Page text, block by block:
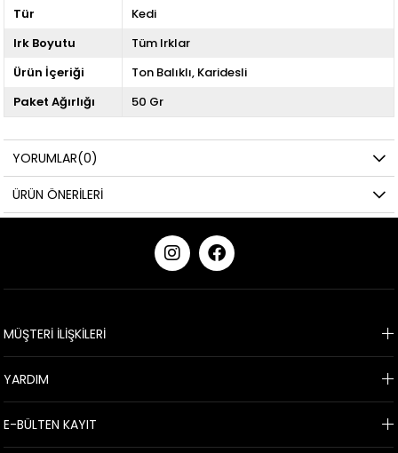
Tür
Kedi
Irk Boyutu
Tüm Irklar
Ürün İçeriği
Ton Balıklı Karidesli
Paket Ağırlığı
50 Gr
YORUMLAR(0)
ÜRÜN ÖNERILERI
MÜŞTERİ İLİŞKİLERİ
YARDIM
E-BÜLTEN KAYIT